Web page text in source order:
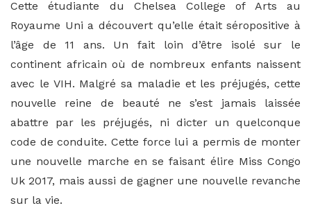
Cette étudiante du Chelsea College of Arts au
Royaume Uni a découvert qu’elle était séropositive à
l’âge de 11 ans. Un fait loin d’être isolé sur le
continent africain où de nombreux enfants naissent
avec le VIH. Malgré sa maladie et les préjugés, cette
nouvelle reine de beauté ne s’est jamais laissée
abattre par les préjugés, ni dicter un quelconque
code de conduite. ‎Cette force lui a permis de monter
une nouvelle marche en se faisant élire Miss Congo
Uk 2017, mais aussi de gagner une nouvelle revanche
sur la vie.